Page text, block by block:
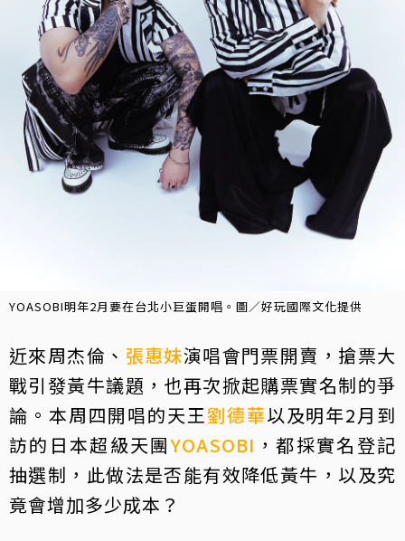
YOASOBI明年2月要在台北小巨蛋開唱。圖／好玩國際文化提供
近來周杰倫、 張惠妹演唱會門票開賣，搶票大
戰引發黃牛議題，也再次掀起購票實名制的爭
論。本周四開唱的天王劉德華以及明年2月到
訪的日本超級天團YOASOBI ，都採實名登記
抽選制，此做法是否能有效降低黃牛，以及究
竟會增加多少成本？